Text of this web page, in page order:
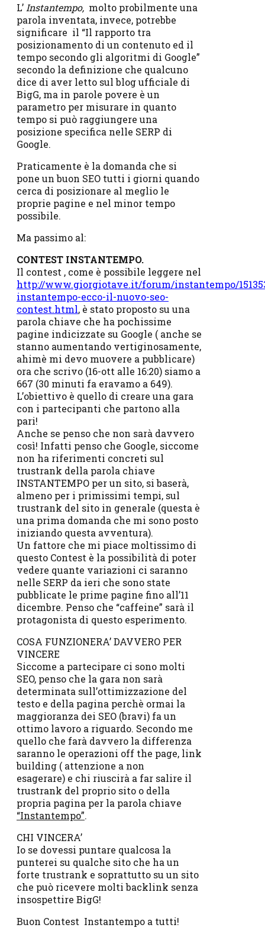
L’ Instantempo, molto probilmente una
parola inventata, invece, potrebbe
significare il “Il rapporto tra
posizionamento di un contenuto ed il
tempo secondo gli algoritmi di Google”
secondo la definizione che qualcuno
dice di aver letto sul blog ufficiale di
BigG, ma in parole povere è un
parametro per misurare in quanto
tempo si può raggiungere una
posizione specifica nelle SERP di
Google.
Praticamente è la domanda che si
pone un buon SEO tutti i giorni quando
cerca di posizionare al meglio le
proprie pagine e nel minor tempo
possibile.
Ma passimo al:
CONTEST INSTANTEMPO.
Il contest , come è possibile leggere nel
http://www.giorgiotave.it/forum/instantempo/
instantempo-ecco-il-nuovo-seo-
contest.html, è stato proposto su una
parola chiave che ha pochissime
pagine indicizzate su Google ( anche se
stanno aumentando vertiginosamente,
ahimè mi devo muovere a pubblicare)
ora che scrivo (16-ott alle 16:20) siamo a
667 (30 minuti fa eravamo a 649).
L’obiettivo è quello di creare una gara
con i partecipanti che partono alla
pari!
Anche se penso che non sarà davvero
così! Infatti penso che Google, siccome
non ha riferimenti concreti sul
trustrank della parola chiave
INSTANTEMPO per un sito, si baserà,
almeno per i primissimi tempi, sul
trustrank del sito in generale (questa è
una prima domanda che mi sono posto
iniziando questa avventura).
Un fattore che mi piace moltissimo di
questo Contest è la possibilità di poter
vedere quante variazioni ci saranno
nelle SERP da ieri che sono state
pubblicate le prime pagine fino all’11
dicembre. Penso che “caffeine” sarà il
protagonista di questo esperimento.
COSA FUNZIONERA’ DAVVERO PER
VINCERE
Siccome a partecipare ci sono molti
SEO, penso che la gara non sarà
determinata sull’ottimizzazione del
testo e della pagina perchè ormai la
maggioranza dei SEO (bravi) fa un
ottimo lavoro a riguardo. Secondo me
quello che farà davvero la differenza
saranno le operazioni off the page, link
building ( attenzione a non
esagerare) e chi riuscirà a far salire il
trustrank del proprio sito o della
propria pagina per la parola chiave
“Instantempo”.
CHI VINCERA’
Io se dovessi puntare qualcosa la
punterei su qualche sito che ha un
forte trustrank e soprattutto su un sito
che può ricevere molti backlink senza
insospettire BigG!
Buon Contest Instantempo a tutti!